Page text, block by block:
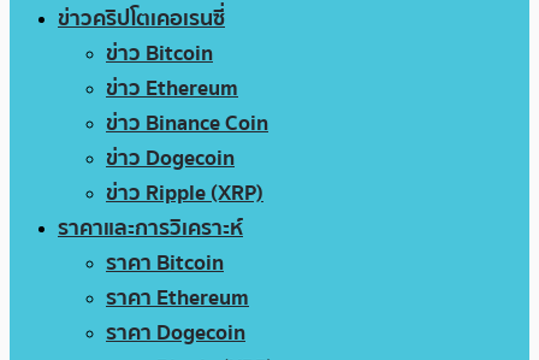
ข่าวคริปโตเคอเรนซี่
ข่าว Bitcoin
ข่าว Ethereum
ข่าว Binance Coin
ข่าว Dogecoin
ข่าว Ripple (XRP)
ราคาและการวิเคราะห์
ราคา Bitcoin
ราคา Ethereum
ราคา Dogecoin